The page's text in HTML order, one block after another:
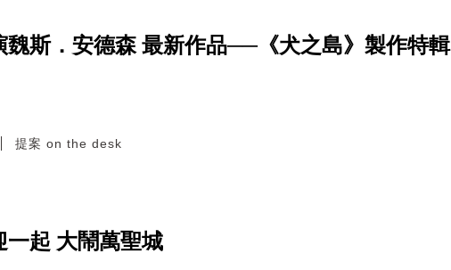
魏斯．安德森 最新作品──《犬之島》製作特輯
提案 on the desk
一起 大鬧萬聖城